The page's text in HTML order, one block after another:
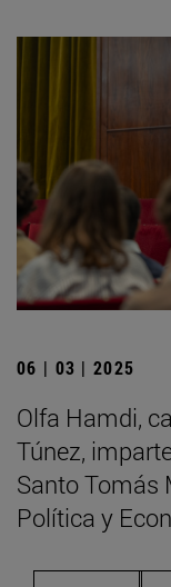
06 | 03 | 2025
Olfa Hamdi,
Túnez,
Santo Tomás
Política y